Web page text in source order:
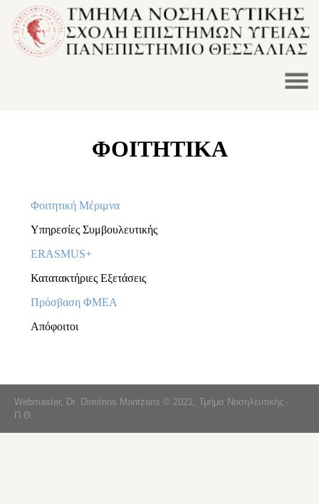
ΦΟΙΤΗΤΙΚΑ
Φοιτητική Μέριμνα
Υπηρεσίες Συμβουλευτικής
ERASMUS+
Κατατακτήριες Εξετάσεις
Πρόσβαση ΦΜΕΑ
Απόφοιτοι
Webmaster, Dr. Dimitrios Mantzaris © 2021, Τμήμα Νοσηλευτικής -
Π.Θ.